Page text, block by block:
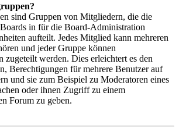
sind Gruppen von Mitgliedern, die die
in für die Board-Administration
aufteilt. Jedes Mitglied kann mehreren
und jeder Gruppe können
zugeteilt werden. Dies erleichtert es den
Berechtigungen für mehrere Benutzer auf
und sie zum Beispiel zu Moderatoren eines
oder ihnen Zugriff zu einem
Forum zu geben.